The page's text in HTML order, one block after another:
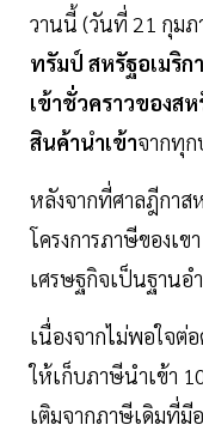
วานนี้ (วันที่ 21 กุม
ทรัมป์ สหรัฐอเมริกา
เข้าชั่วคราวของสห
สินค้านำเข้าจากทุก
หลังจากที่ศาลฎีกาส
โครงการภาษีของเ
เศรษฐกิจเป็นฐานอ
เนื่องจากไม่พอใจต่
ให้เก็บภาษีนำเข้า
เติมจากภาษีเดิมที่มี